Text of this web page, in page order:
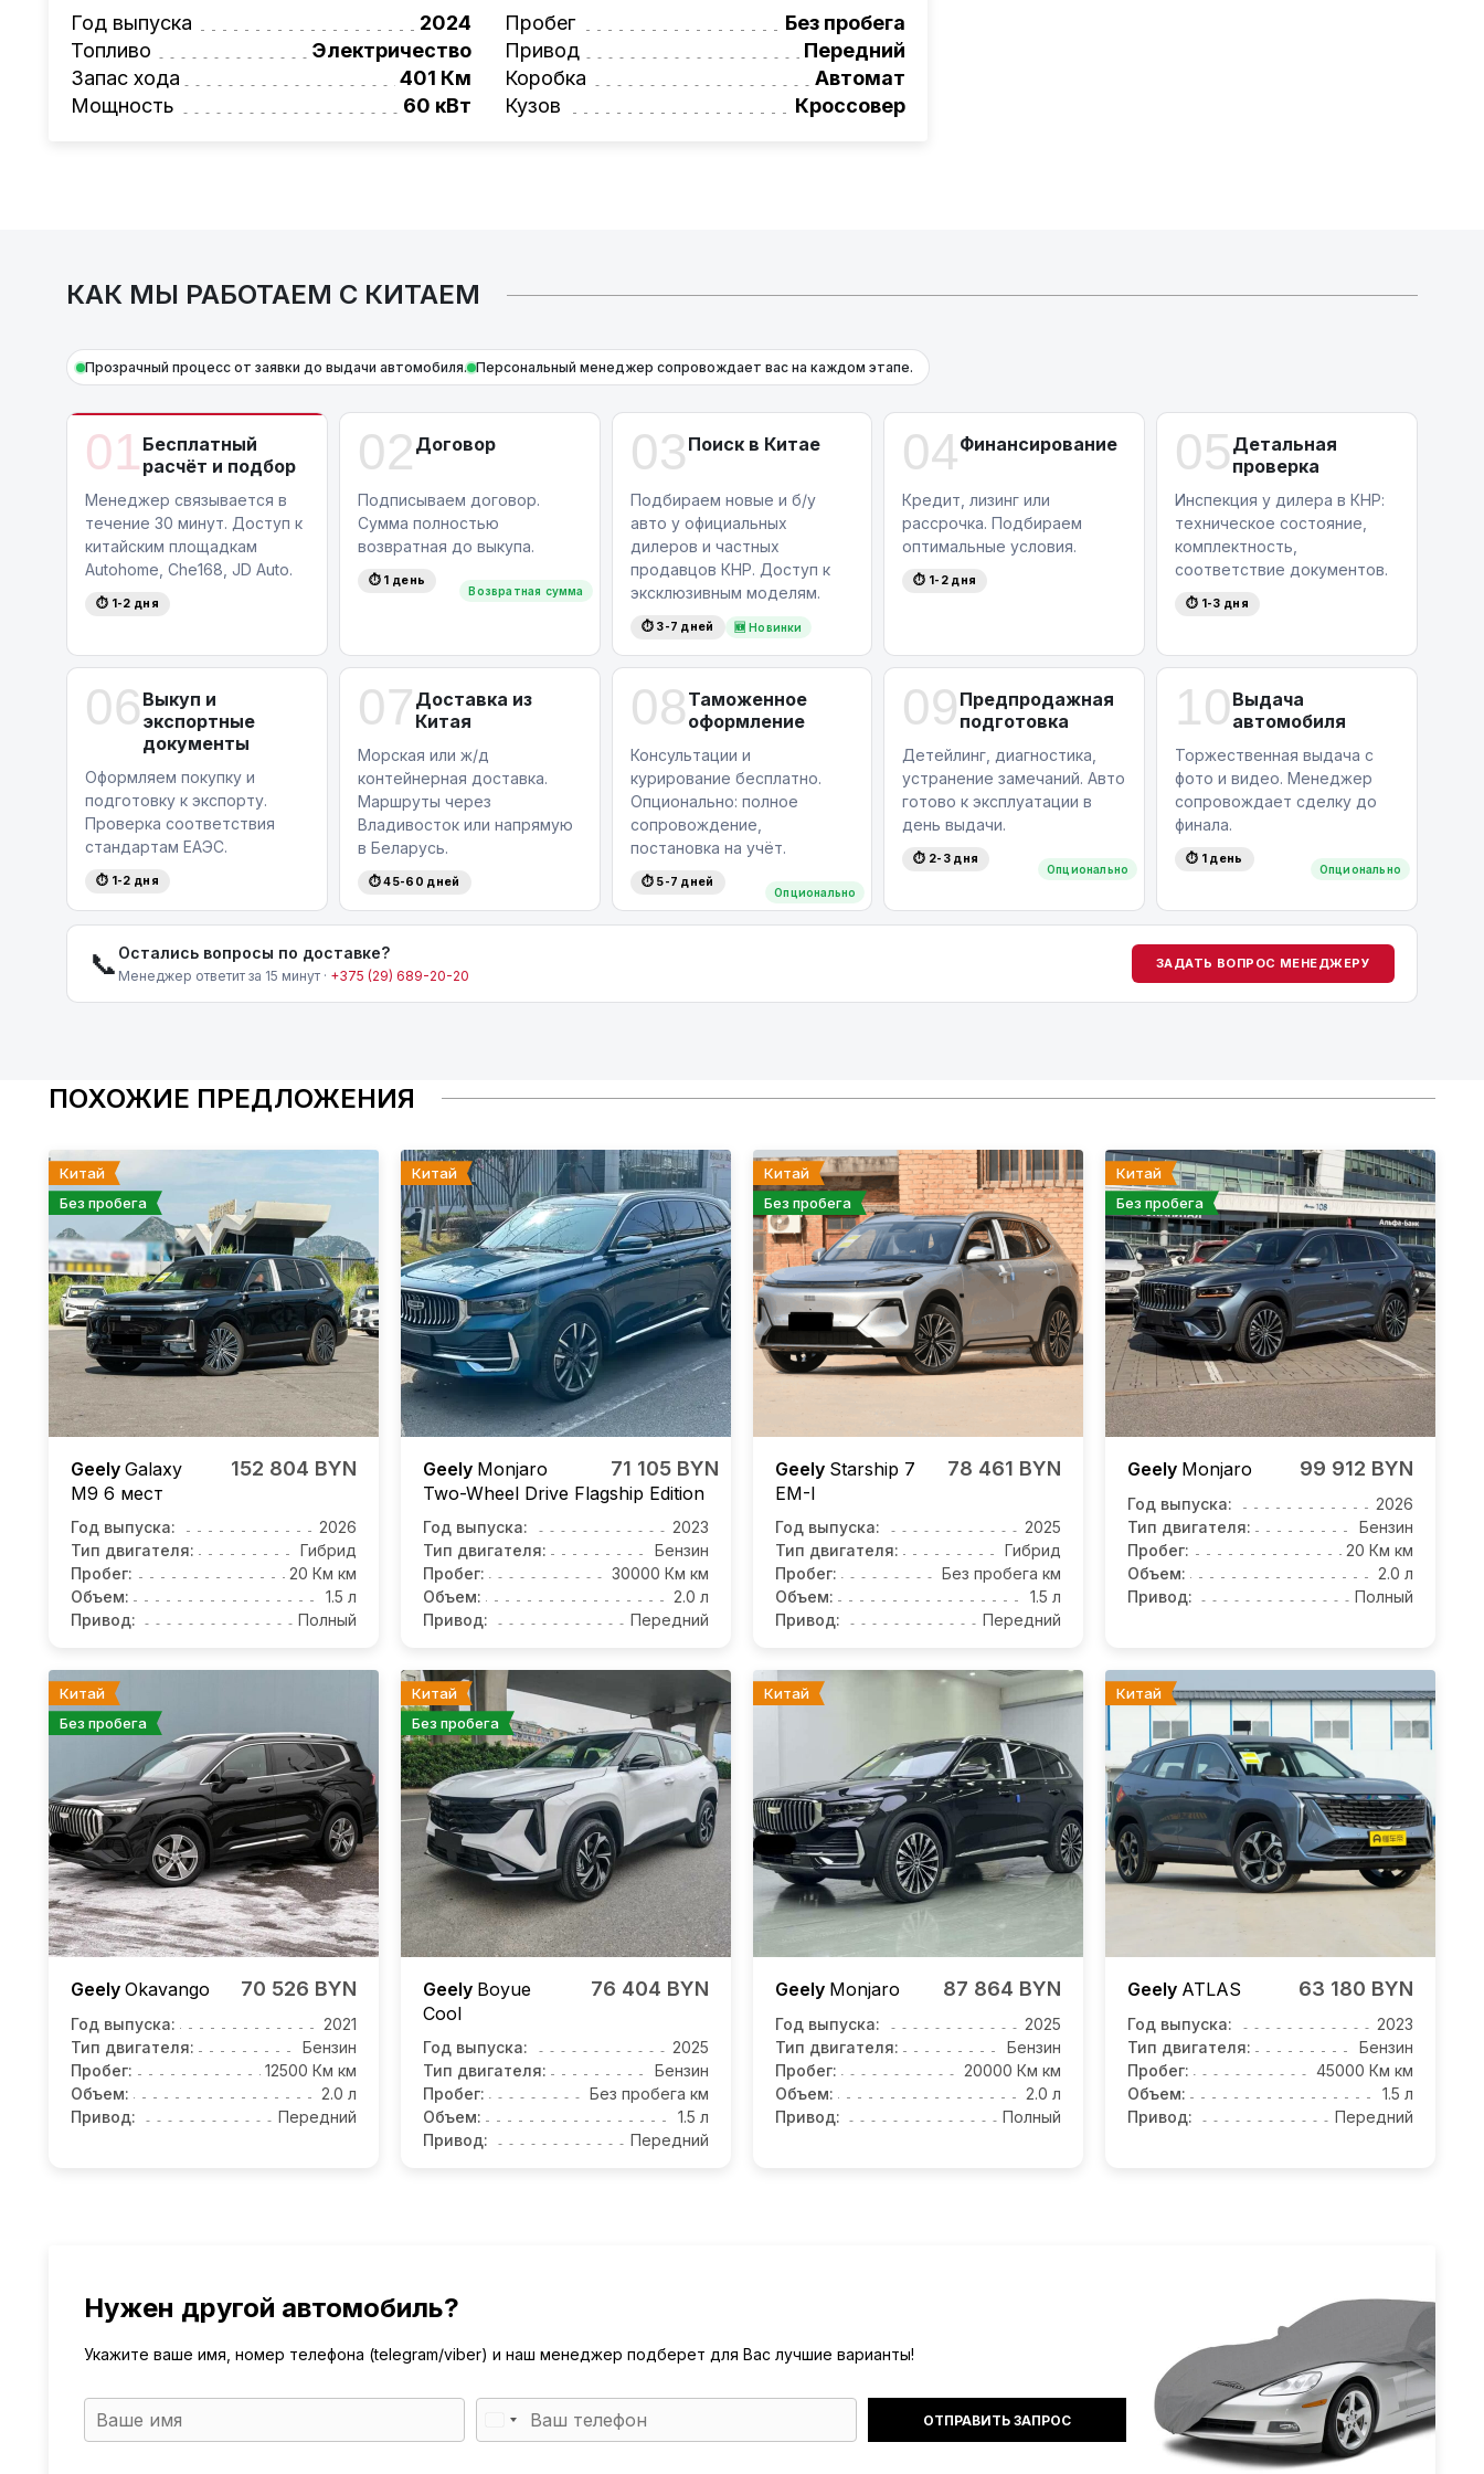
Также, для граждан РБ действует
лизинговая программа на НОВЫЕ автомобили.
Условия и подробности можно узнать по номеру:+375 (29) 689-20-20
AutoCapital
– просто доверьте работу профессионалам!
Год выпуска
2024
Топливо
Электричество
Запас хода
401 Км
Мощность
60 кВт
Пробег
Без пробега
Привод
Передний
Коробка
Автомат
Кузов
Кроссовер
КАК МЫ РАБОТАЕМ С КИТАЕМ
Прозрачный процесс от заявки до выдачи автомобиля. Персональный менеджер сопровождает вас на каждом этапе.
01 Бесплатный
расчёт и подбор
Менеджер связывается в
течение 30 минут. Доступ к
китайским площадкам
Autohome, Che168, JD Auto.
⏱ 1-2 дня
02 Договор
Возвратная сумма
Подписываем договор.
Сумма полностью
возвратная до выкупа.
⏱ 1 день
03 Поиск в Китае
Подбираем новые и б/у
авто у официальных
дилеров и частных
продавцов КНР. Доступ к
эксклюзивным моделям.
⏱ 3-7 дней 🆕 Новинки
04Финансирование
Кредит, лизинг или
рассрочка. Подбираем
оптимальные условия.
⏱ 1-2 дня
05 Детальная
проверка
Инспекция у дилера в КНР:
техническое состояние,
комплектность,
соответствие документов.
⏱ 1-3 дня
06 Выкуп и
экспортные
документы
Оформляем покупку и
подготовку к экспорту.
Проверка соответствия
стандартам ЕАЭС.
⏱ 1-2 дня
07 Доставка из
Китая
Морская или ж/д
контейнерная доставка.
Маршруты через
Владивосток или напрямую
в Беларусь.
⏱ 45-60 дней
08 Таможенное
оформление
Опционально
Консультации и
курирование бесплатно.
Опционально: полное
сопровождение,
постановка на учёт.
⏱ 5-7 дней
09 Предпродажная
подготовка
Опционально
Детейлинг, диагностика,
устранение замечаний. Авто
готово к эксплуатации в
день выдачи.
⏱ 2-3 дня
10 Выдача
автомобиля
Опционально
Торжественная выдача с
фото и видео. Менеджер
сопровождает сделку до
финала.
⏱ 1 день
📞 Остались вопросы по доставке?
Менеджер ответит за 15 минут · +375 (29) 689-20-20
ЗАДАТЬ ВОПРОС МЕНЕДЖЕРУ
ПОХОЖИЕ ПРЕДЛОЖЕНИЯ
Китай
Без пробега
Geely Galaxy
M9 6 мест
152 804 BYN
Год выпуска:
2026
Тип двигателя:
Гибрид
Пробег:
20 Км км
Объем:
1.5 л
Привод:
Полный
Китай
Geely Monjaro
Two-Wheel Drive Flagship Edition
71 105 BYN
Год выпуска:
2023
Тип двигателя:
Бензин
Пробег:
30000 Км км
Объем:
2.0 л
Привод:
Передний
Китай
Без пробега
Geely Starship 7
EM-I
78 461 BYN
Год выпуска:
2025
Тип двигателя:
Гибрид
Пробег:
Без пробега км
Объем:
1.5 л
Привод:
Передний
Китай
Без пробега
Geely Monjaro 99 912 BYN
Год выпуска:
2026
Тип двигателя:
Бензин
Пробег:
20 Км км
Объем:
2.0 л
Привод:
Полный
Китай
Без пробега
Geely Okavango 70 526 BYN
Год выпуска:
2021
Тип двигателя:
Бензин
Пробег:
12500 Км км
Объем:
2.0 л
Привод:
Передний
Китай
Без пробега
Geely Boyue
Cool
76 404 BYN
Год выпуска:
2025
Тип двигателя:
Бензин
Пробег:
Без пробега км
Объем:
1.5 л
Привод:
Передний
Китай
Geely Monjaro 87 864 BYN
Год выпуска:
2025
Тип двигателя:
Бензин
Пробег:
20000 Км км
Объем:
2.0 л
Привод:
Полный
Китай
Geely ATLAS 63 180 BYN
Год выпуска:
2023
Тип двигателя:
Бензин
Пробег:
45000 Км км
Объем:
1.5 л
Привод:
Передний
Нужен другой автомобиль?
Укажите ваше имя, номер телефона (telegram/viber) и наш менеджер подберет для Вас лучшие варианты!